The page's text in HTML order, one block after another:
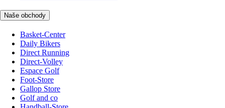
Naše obchody
Basket-Center
Daily Bikers
Direct Running
Direct-Volley
Espace Golf
Foot-Store
Gallop Store
Golf and co